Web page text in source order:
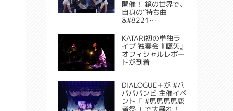
開催！ 鏡の世界で、
自身の”持ち曲
&#8221…
KATARI初の単独ラ
イブ 独奏会『嚆矢』
オフィシャルレポー
トが到着
DIALOGUE＋が #バ
バババンビ 主催イベ
ント「 #馬馬馬馬鹿